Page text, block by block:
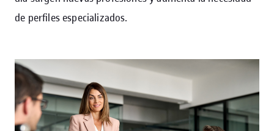
de perfiles especializados.